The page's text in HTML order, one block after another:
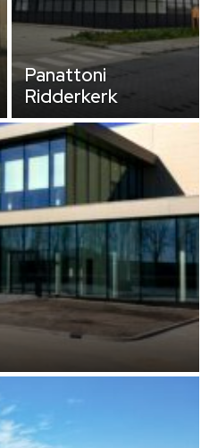
Panattoni
Ridderkerk